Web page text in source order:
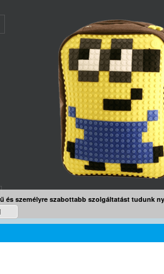
és személyre szabottabb szolgáltatást tudunk